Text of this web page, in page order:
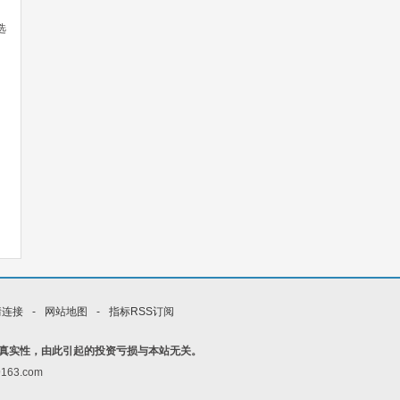
接 - 网站地图 - 指标RSS订阅
性，由此引起的投资亏损与本站无关。